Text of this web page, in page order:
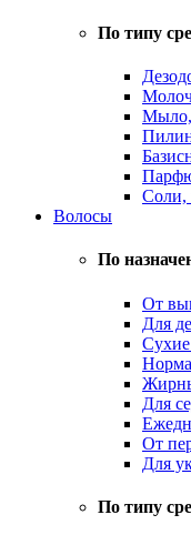
По типу
Мыло,
Соли,
Волосы
По
От
Для
Для
От
Для
По типу